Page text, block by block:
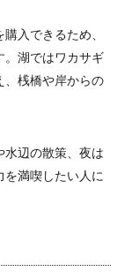
入できるため、
。湖ではワカサギ
、桟橋や岸からの
水辺の散策、夜は
満喫したい人に